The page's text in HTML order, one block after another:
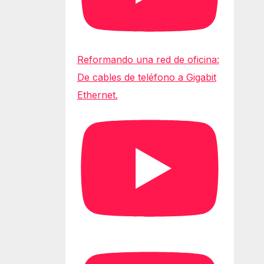
Reformando una red de oficina:
De cables de teléfono a Gigabit
Ethernet.